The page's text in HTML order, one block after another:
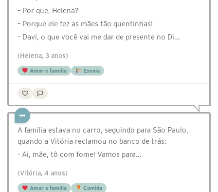
– Por que, Helena?
– Porque ele fez as mães tão quentinhas!
– Davi, o que você vai me dar de presente no Di…
(Helena, 3 anos)
Amor e família Escola
A família estava no carro, seguindo para São Paulo,
quando a Vitória reclamou no banco de trás:
- Ai, mãe, tô com fome! Vamos para…
(Vitória, 4 anos)
Amor e família Comida